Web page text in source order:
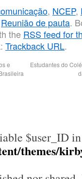
, NCEP,
Reunião de pauta.
the RSS feed for
Trackback URL.
e
Estudantes do
$user_ID in
themes/